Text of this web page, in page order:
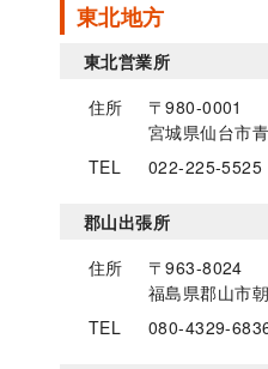
東北地方
東北営業所
住所
〒980-0001
宮城県仙台市
TEL
022-225-5525
郡山出張所
住所
〒963-8024
福島県郡山市
TEL
080-4329-